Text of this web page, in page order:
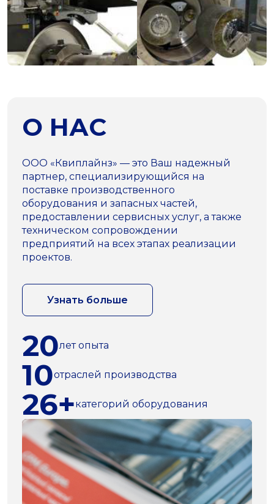
О НАС
ООО «Квиплайнз» — это Ваш надежный
партнер, специализирующийся на
поставке производственного
оборудования и запасных частей,
предоставлении сервисных услуг, а также
техническом сопровождении
предприятий на всех этапах реализации
проектов.
Узнать больше
20лет опыта
10отраслей производства
26+категорий оборудования